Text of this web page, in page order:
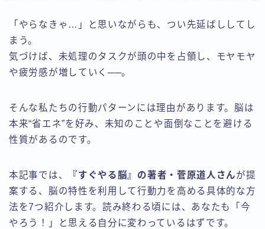
「やらなきゃ…」と思いながらも、つい先延ばししてし
まう。
気づけば、未処理のタスクが頭の中を占領し、モヤモヤ
や疲労感が増していく──。
そんな私たちの行動パターンには理由があります。脳は
本来“省エネ”を好み、未知のことや面倒なことを避ける
性質があるのです。
本記事では、 『すぐやる脳』の著者・菅原道人さんが提
案する、脳の特性を利用して行動力を高める具体的な方
法を7つ紹介します。読み終わる頃には、あなたも「今
やろう！」と思える自分に変わっているはずです。